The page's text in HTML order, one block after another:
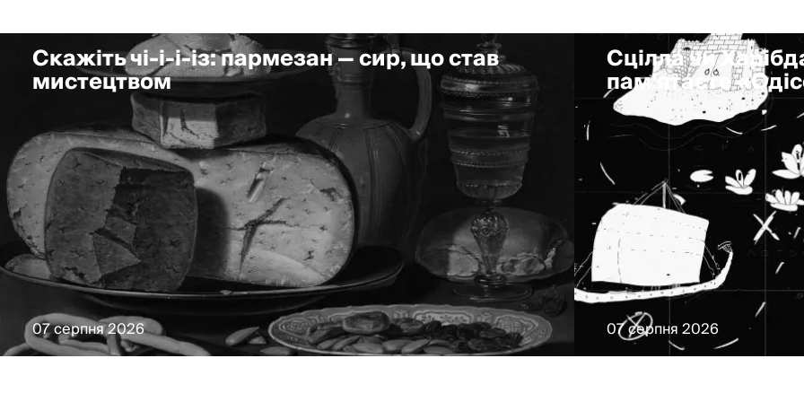
Скажіть чі-і-і-із: пармезан — сир, що став
мистецтвом
07 серпня 2026
Сцілла чи
пам'ятаєте
07 серпня 2026